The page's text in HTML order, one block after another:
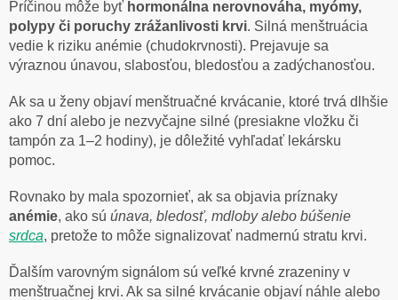
Príčinou môže byť hormonálna nerovnováha, myómy,
polypy či poruchy zrážanlivosti krvi. Silná menštruácia
vedie k riziku anémie (chudokrvnosti). Prejavuje sa
výraznou únavou, slabosťou, bledosťou a zadýchanosťou.
Ak sa u ženy objaví menštruačné krvácanie, ktoré trvá dlhšie
ako 7 dní alebo je nezvyčajne silné (presiakne vložku či
tampón za 1–2 hodiny), je dôležité vyhľadať lekársku
pomoc.
Rovnako by mala spozornieť, ak sa objavia príznaky
anémie, ako sú únava, bledosť, mdloby alebo búšenie
srdca, pretože to môže signalizovať nadmernú stratu krvi.
Ďalším varovným signálom sú veľké krvné zrazeniny v
menštruačnej krvi. Ak sa silné krvácanie objaví náhle alebo